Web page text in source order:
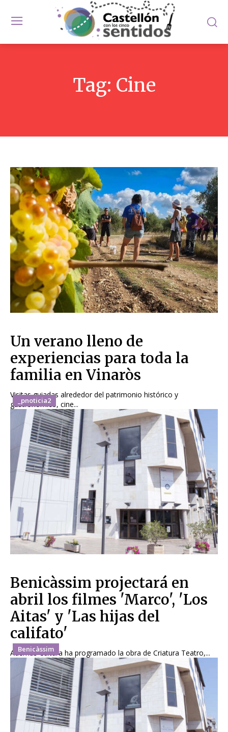
Tag: Cine
_pnoticia2
Un verano lleno de
experiencias para toda la
familia en Vinaròs
Visitas guiadas alrededor del patrimonio histórico y
gastronómico, cine...
Benicàssim
Benicàssim projectará en
abril los filmes 'Marco', 'Los
Aitas' y 'Las hijas del
califato'
Además Cultura ha programado la obra de Criatura Teatro,...